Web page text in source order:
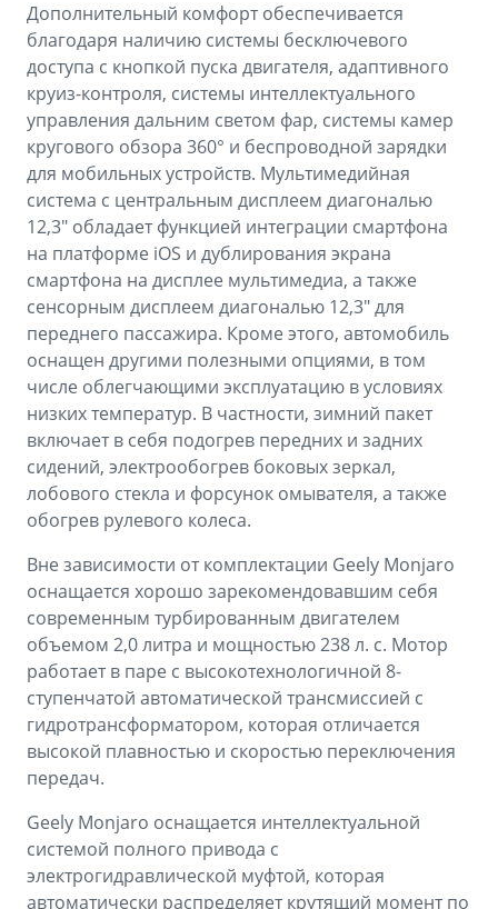
Дополнительный комфорт обеспечивается
благодаря наличию системы бесключевого
доступа с кнопкой пуска двигателя, адаптивного
круиз-контроля, системы интеллектуального
управления дальним светом фар, системы камер
кругового обзора 360° и беспроводной зарядки
для мобильных устройств. Мультимедийная
система с центральным дисплеем диагональю
12,3" обладает функцией интеграции смартфона
на платформе iOS и дублирования экрана
смартфона на дисплее мультимедиа, а также
сенсорным дисплеем диагональю 12,3" для
переднего пассажира. Кроме этого, автомобиль
оснащен другими полезными опциями, в том
числе облегчающими эксплуатацию в условиях
низких температур. В частности, зимний пакет
включает в себя подогрев передних и задних
сидений, электрообогрев боковых зеркал,
лобового стекла и форсунок омывателя, а также
обогрев рулевого колеса.
Вне зависимости от комплектации Geely Monjaro
оснащается хорошо зарекомендовавшим себя
современным турбированным двигателем
объемом 2,0 литра и мощностью 238 л. с. Мотор
работает в паре с высокотехнологичной 8-
ступенчатой автоматической трансмиссией с
гидротрансформатором, которая отличается
высокой плавностью и скоростью переключения
передач.
Geely Monjaro оснащается интеллектуальной
системой полного привода с
электрогидравлической муфтой, которая
автоматически распределяет крутящий момент по